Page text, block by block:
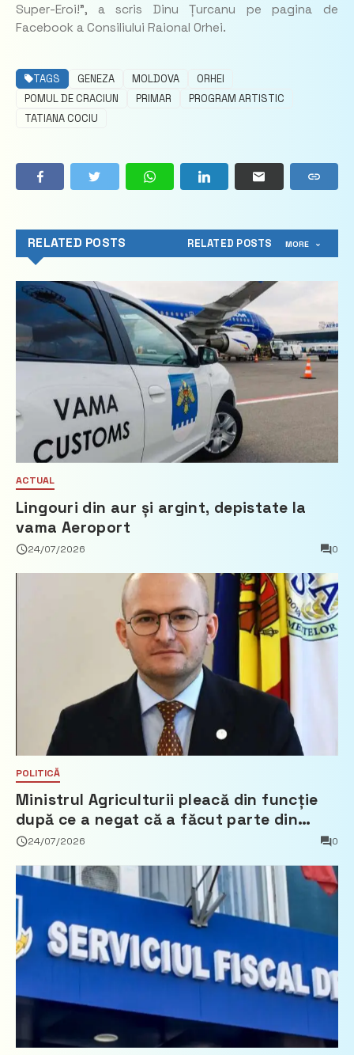
Super-Eroi!”, a scris Dinu Țurcanu pe pagina de
Facebook a Consiliului Raional Orhei.
TAGS GENEZA MOLDOVA
ORHEI
POMUL DE CRACIUN
PRIMAR
PROGRAM ARTISTIC
TATIANA COCIU
RELATED POSTS RELATED POSTS MORE
ACTUAL
Lingouri din aur și argint, depistate la
vama Aeroport
24/07/2026 0
POLITICĂ
Ministrul Agriculturii pleacă din funcție
după ce a negat că a făcut parte din
Partidul Democrat
24/07/2026 0